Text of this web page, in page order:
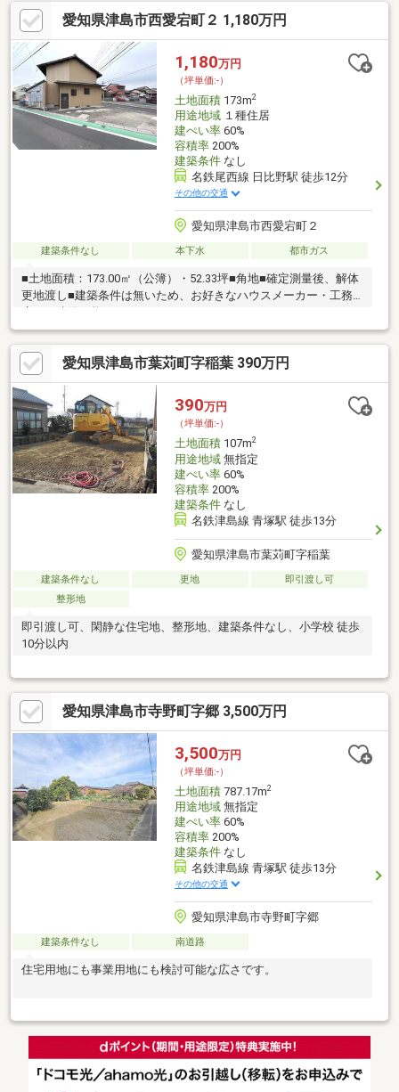
北小学校/藤浪中学校◆東側公道に接道◆間口約7ｍ◆解体更地渡
し◆名鉄町方駅まで徒歩約12分※写真をクリックすると、詳細を
ご覧いただけます。
愛知県津島市西愛宕町２ 1,180万円
1,180万円
（坪単価:-）
土地面積173m2
用途地域１種住居
建ぺい率60%
容積率200%
建築条件なし
名鉄尾西線 日比野駅 徒歩12分
その他の交通
愛知県津島市西愛宕町２
建築条件なし 本下水 都市ガス
■土地面積：173.00㎡（公簿）・52.33坪■角地■確定測量後、解体
更地渡し■建築条件は無いため、お好きなハウスメーカー・工務
愛知県津島市葉苅町字稲葉 390万円
390万円
（坪単価:-）
土地面積107m2
用途地域無指定
建ぺい率60%
容積率200%
建築条件なし
名鉄津島線 青塚駅 徒歩13分
愛知県津島市葉苅町字稲葉
建築条件なし 更地
即引渡し可
整形地
即引渡し可、閑静な住宅地、整形地、建築条件なし、小学校 徒歩
10分以内
愛知県津島市寺野町字郷 3,500万円
3,500万円
（坪単価:-）
土地面積787.17m2
用途地域無指定
建ぺい率60%
容積率200%
建築条件なし
名鉄津島線 青塚駅 徒歩13分
その他の交通
愛知県津島市寺野町字郷
建築条件なし 南道路
住宅用地にも事業用地にも検討可能な広さです。